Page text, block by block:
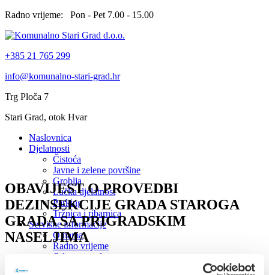
Radno vrijeme: Pon - Pet 7.00 - 15.00
+385 21 765 299
info@komunalno-stari-grad.hr
Trg Ploča 7
Stari Grad, otok Hvar
Naslovnica
Djelatnosti
Čistoća
Javne i zelene površine
Groblja
Lučka djelatnost
Parking
Tržnica i ribarnica
Servisne informacije
O nama
Radno vrijeme
Odvoz otpada
OBAVIJEST O PROVEDBI
DEZINSEKCIJE GRADA STAROGA
GRADA SA PRIGRADSKIM
NASELJIMA